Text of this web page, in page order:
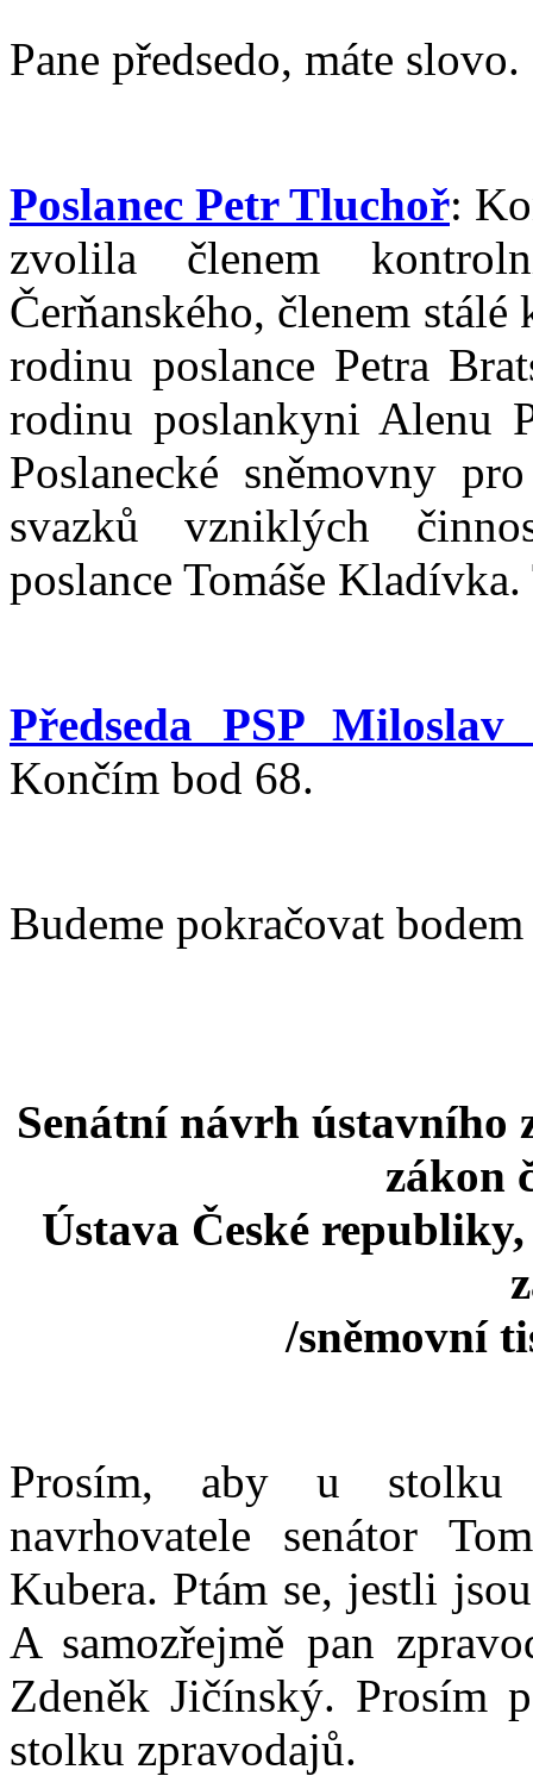
Pane předsedo, máte slovo.
Poslanec Petr Tluchoř:
zvolila členem
Čerňanského, členem
rodinu poslance Petra
rodinu poslankyni Alenu
Poslanecké sněmovny
svazků vzniklých
poslance Tomáše
Předseda PSP Miloslav
Končím bod 68.
Budeme pokračovat
Senátní návrh ústavního
zákon
Ústava České
/sněmovní
Prosím, aby u stolku
navrhovatele senátor
Kubera. Ptám se, jestli
A samozřejmě pan
Zdeněk Jičínský. Prosím
stolku zpravodajů.